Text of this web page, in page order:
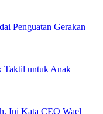
Penguatan Gerakan
Taktil untuk Anak
Ini Kata CEO Wael